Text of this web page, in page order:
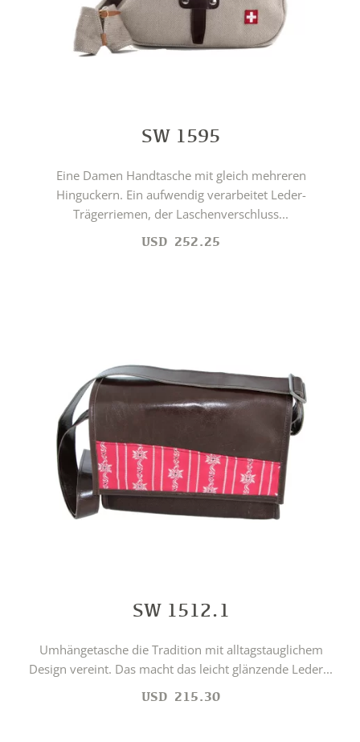
SW 1595
Eine Damen Handtasche mit gleich mehreren
Hinguckern. Ein aufwendig verarbeitet Leder-
Trägerriemen, der Laschenverschluss...
USD 252.25
SW 1512.1
Umhängetasche die Tradition mit alltagstauglichem
Design vereint. Das macht das leicht glänzende Leder...
USD 215.30